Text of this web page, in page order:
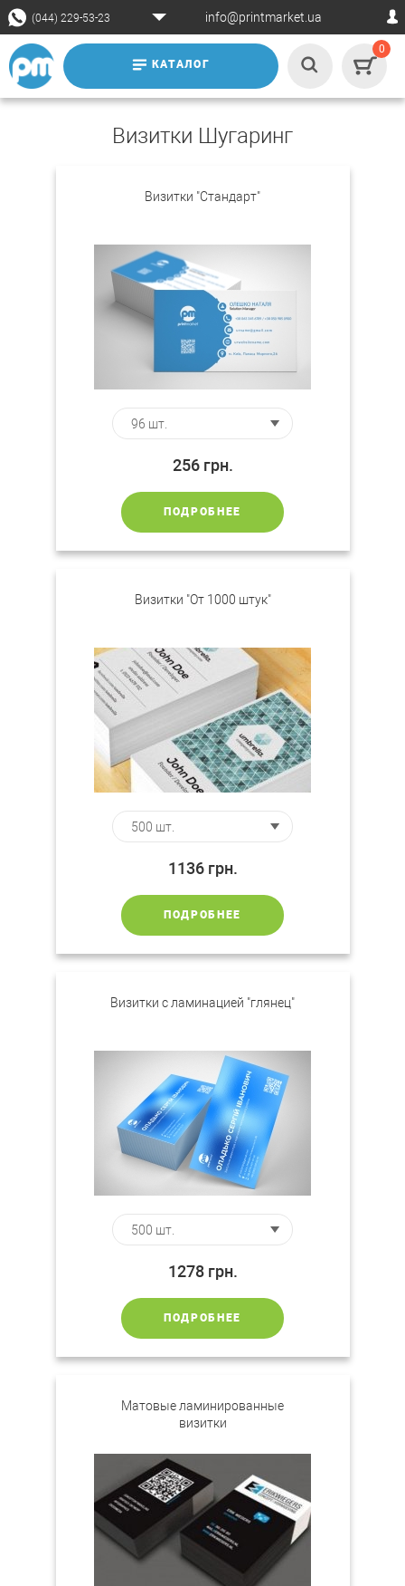
(044) 229-53-23 info@printmarket.ua
КАТАЛОГ
0
Визитки Шугаринг
Визитки "Стандарт"
256 грн.
ПОДРОБНЕЕ
Визитки "От 1000 штук"
1136 грн.
ПОДРОБНЕЕ
Визитки c ламинацией "глянец"
1278 грн.
ПОДРОБНЕЕ
Матовые ламинированные
визитки